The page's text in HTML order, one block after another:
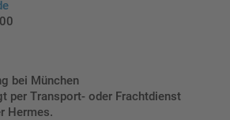
bei München
per Transport- oder Frachtdienst
Hermes.